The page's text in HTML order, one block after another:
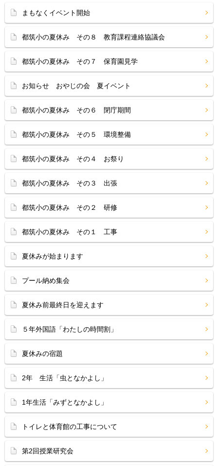
まもなくイベント開始
都筑小の夏休み その８ 教育課程連絡協議会
都筑小の夏休み その７ 保育園見学
お知らせ おやじの会 夏イベント
都筑小の夏休み その６ 閉庁期間
都筑小の夏休み その５ 環境整備
都筑小の夏休み その４ お祭り
都筑小の夏休み その３ 出張
都筑小の夏休み その２ 研修
都筑小の夏休み その１ 工事
夏休みが始まります
プール納め集会
夏休み前最終日を迎えます
５年外国語「わたしの時間割」
夏休みの宿題
2年 生活「虫となかよし」
1年生活「みずとなかよし」
トイレと体育館の工事について
第2回授業研究会